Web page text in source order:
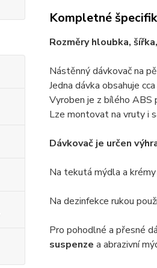
Kompletné
Rozměry hloubka,
Nástěnný dávkovač na
Jedna dávka obsahuje
Vyroben je z bílého
Lze montovat na vruty i
Dávkovač je určen
Na tekutá mýdla a
Na dezinfekce rukou
Pro pohodlné a přesné
suspenze a abrazivní